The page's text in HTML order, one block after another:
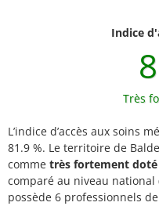
Indice
Très
L’indice d’accès aux soins
81.9 %. Le territoire de
comme très fortement doté
comparé au niveau national
possède 6 professionnels